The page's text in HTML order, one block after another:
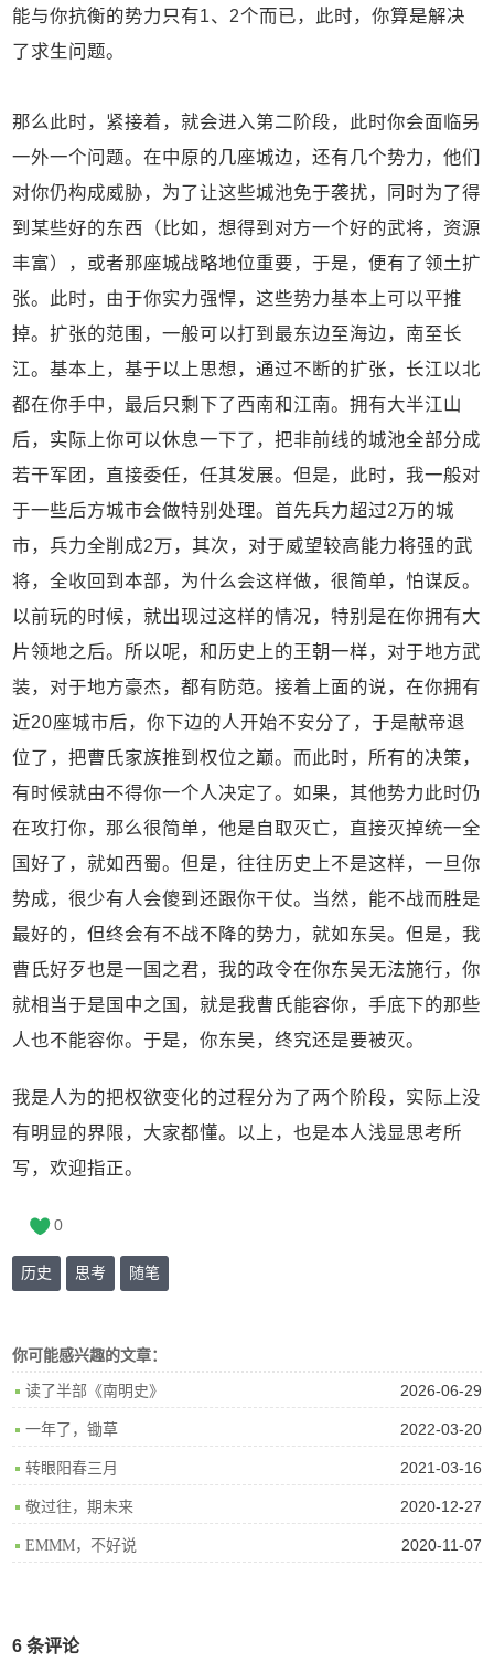
能与你抗衡的势力只有1、2个而已，此时，你算是解决
了求生问题。
那么此时，紧接着，就会进入第二阶段，此时你会面临另
一外一个问题。在中原的几座城边，还有几个势力，他们
对你仍构成威胁，为了让这些城池免于袭扰，同时为了得
到某些好的东西（比如，想得到对方一个好的武将，资源
丰富），或者那座城战略地位重要，于是，便有了领土扩
张。此时，由于你实力强悍，这些势力基本上可以平推
掉。扩张的范围，一般可以打到最东边至海边，南至长
江。基本上，基于以上思想，通过不断的扩张，长江以北
都在你手中，最后只剩下了西南和江南。拥有大半江山
后，实际上你可以休息一下了，把非前线的城池全部分成
若干军团，直接委任，任其发展。但是，此时，我一般对
于一些后方城市会做特别处理。首先兵力超过2万的城
市，兵力全削成2万，其次，对于威望较高能力将强的武
将，全收回到本部，为什么会这样做，很简单，怕谋反。
以前玩的时候，就出现过这样的情况，特别是在你拥有大
片领地之后。所以呢，和历史上的王朝一样，对于地方武
装，对于地方豪杰，都有防范。接着上面的说，在你拥有
近20座城市后，你下边的人开始不安分了，于是献帝退
位了，把曹氏家族推到权位之巅。而此时，所有的决策，
有时候就由不得你一个人决定了。如果，其他势力此时仍
在攻打你，那么很简单，他是自取灭亡，直接灭掉统一全
国好了，就如西蜀。但是，往往历史上不是这样，一旦你
势成，很少有人会傻到还跟你干仗。当然，能不战而胜是
最好的，但终会有不战不降的势力，就如东吴。但是，我
曹氏好歹也是一国之君，我的政令在你东吴无法施行，你
就相当于是国中之国，就是我曹氏能容你，手底下的那些
人也不能容你。于是，你东吴，终究还是要被灭。
我是人为的把权欲变化的过程分为了两个阶段，实际上没
有明显的界限，大家都懂。以上，也是本人浅显思考所
写，欢迎指正。
0
历史 思考 随笔
你可能感兴趣的文章：
2026-06-29
读了半部《南明史》
2022-03-20
一年了，锄草
2021-03-16
转眼阳春三月
2020-12-27
敬过往，期未来
2020-11-07
EMMM，不好说
6 条评论